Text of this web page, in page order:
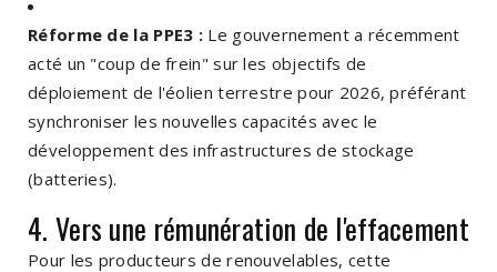
Réforme de la PPE3 : Le gouvernement a récemment
acté un "coup de frein" sur les objectifs de
déploiement de l'éolien terrestre pour 2026, préférant
synchroniser les nouvelles capacités avec le
développement des infrastructures de stockage
(batteries).
4. Vers une rémunération de l'effacement
Pour les producteurs de renouvelables, cette